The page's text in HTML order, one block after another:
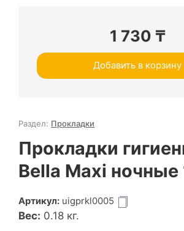
1 730 ₸
Добавить в корзину
Раздел: Прокладки
Прокладки
Bella Maxi ночные
Артикул: uigprkl0005
Вес: 0.18 кг.